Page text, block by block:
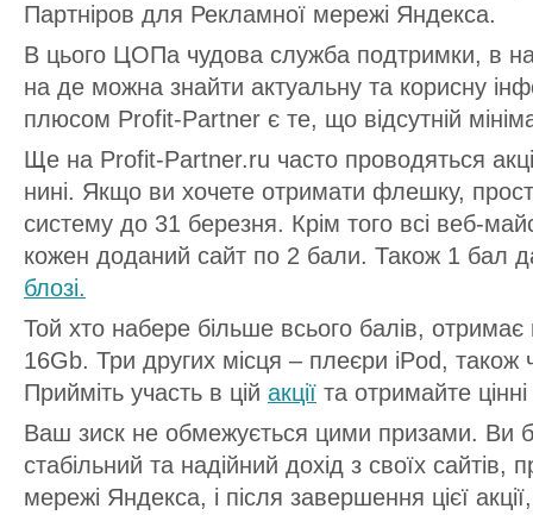
Партніров для Рекламної мережі Яндекса.
В цього ЦОПа чудова служба подтримки, в
на де можна знайти актуальну та корисну
плюсом Profit-Partner є те, що відсутній
Ще на Profit-Partner.ru часто проводяться
нині. Якщо ви хочете отримати флешку,
систему до 31 березня. Крім того всі веб-
кожен доданий сайт по 2 бали. Також 1 бал
блозі.
Той хто набере більше всього балів,
16Gb. Три других місця – плеєри iPod, також
Прийміть участь в цій акції та отримайте
Ваш зиск не обмежується цими призами. Ви
стабільний та надійний дохід з своїх
мережі Яндекса, і після завершення цієї